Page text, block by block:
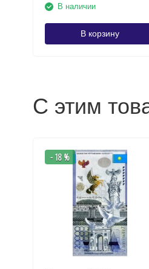
В наличии
В корзину
С этим
- 18 %